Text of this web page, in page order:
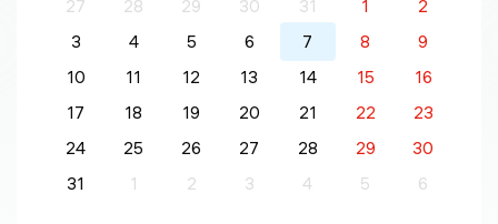
27
28 29 30 31 1
2
3
4 5 6 7 8
9
10
11 12 13 14 15
16
17
18 19 20 21 22
23
24
25 26 27 28 29
30
31
1 2 3 4 5 6